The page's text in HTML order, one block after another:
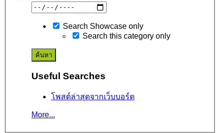
Search Showcase only
Search this category only
Useful Searches
โพสต์ล่าสุดจากเว็บบอร์ด
More...